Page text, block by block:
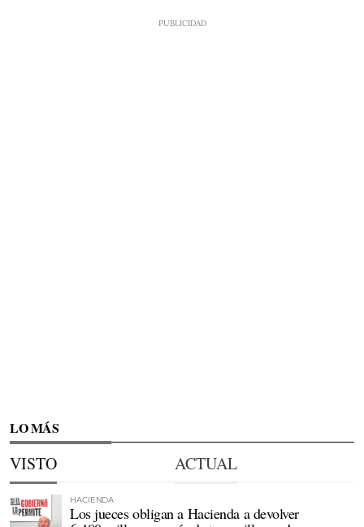
LO MÁS
VISTO ACTUAL
HACIENDA
Los jueces obligan a Hacienda a devolver